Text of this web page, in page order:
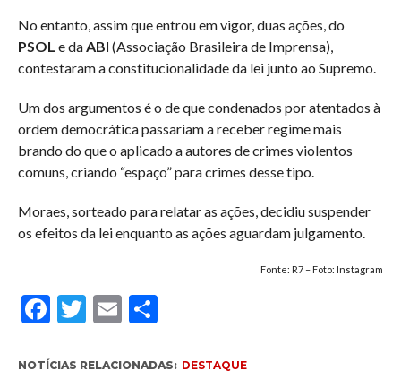
No entanto, assim que entrou em vigor, duas ações, do
PSOL e daABI (Associação Brasileira de Imprensa),
contestaram a constitucionalidade da lei junto ao Supremo.
Um dos argumentos é o de que condenados por atentados à
ordem democrática passariam a receber regime mais
brando do que o aplicado a autores de crimes violentos
comuns, criando “espaço” para crimes desse tipo.
Moraes, sorteado para relatar as ações, decidiu suspender
os efeitos da lei enquanto as ações aguardam julgamento.
Fonte: R7 – Foto: Instagram
Facebook
Twitter
EmailCompartilhar
NOTÍCIAS RELACIONADAS: DESTAQUE